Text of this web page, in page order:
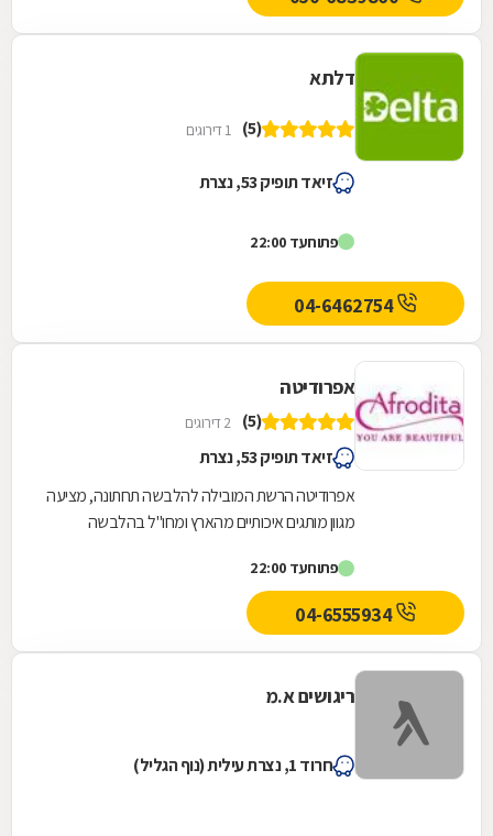
דלתא
(5) 1 דירוגים
זיאד תופיק 53, נצרת
פתוחעד 22:00
04-6462754
אפרודיטה
(5) 2 דירוגים
זיאד תופיק 53, נצרת
אפרודיטה הרשת המובילה להלבשה תחתונה, מציעה
מגוון מותגים איכותיים מהארץ ומחו"ל בהלבשה
הלבשת...
פתוחעד 22:00
04-6555934
ריגושים א.מ
חרוד 1, נצרת עילית (נוף הגליל)